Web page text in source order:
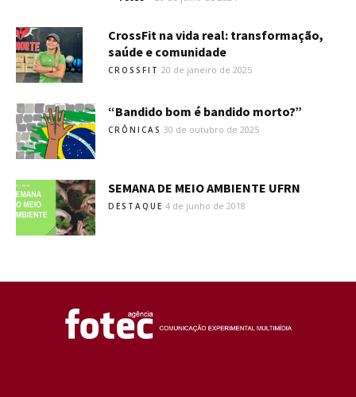
CrossFit na vida real: transformação,
saúde e comunidade
CROSSFIT 20 de janeiro de 2025
“Bandido bom é bandido morto?”
CRÔNICAS 30 de outubro de 2025
SEMANA DE MEIO AMBIENTE UFRN
DESTAQUE 4 de junho de 2018